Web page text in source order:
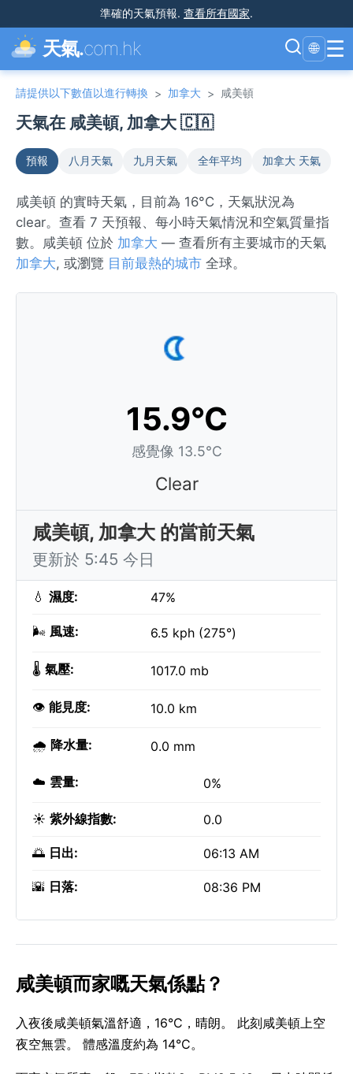
準確的天氣預報. 查看所有國家.
天氣.com.hk 🌐 ☰
請提供以下數值以進行轉換 > 加拿大 > 咸美頓
天氣在 咸美頓, 加拿大 🇨🇦
預報 八月天氣 九月天氣 全年平均 加拿大 天氣
咸美頓 的實時天氣，目前為 16°C，天氣狀況為
clear。查看 7 天預報、每小時天氣情況和空氣質量指
數。咸美頓 位於 加拿大 — 查看所有主要城市的天氣
加拿大, 或瀏覽 目前最熱的城市 全球。
15.9°C
感覺像 13.5°C
Clear
咸美頓, 加拿大 的當前天氣
更新於 5:45 今日
💧 濕度: 47%
🌬️ 風速: 6.5 kph (275°)
🌡️ 氣壓: 1017.0 mb
👁️ 能見度: 10.0 km
🌧️ 降水量: 0.0 mm
☁️ 雲量: 0%
☀️ 紫外線指數: 0.0
🌅 日出: 06:13 AM
🌇 日落: 08:36 PM
咸美頓而家嘅天氣係點？
入夜後咸美頓氣溫舒適，16°C，晴朗。 此刻咸美頓上空
夜空無雲。 體感溫度約為 14°C。